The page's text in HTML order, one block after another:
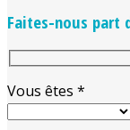
Faites-nous part
Vous êtes *